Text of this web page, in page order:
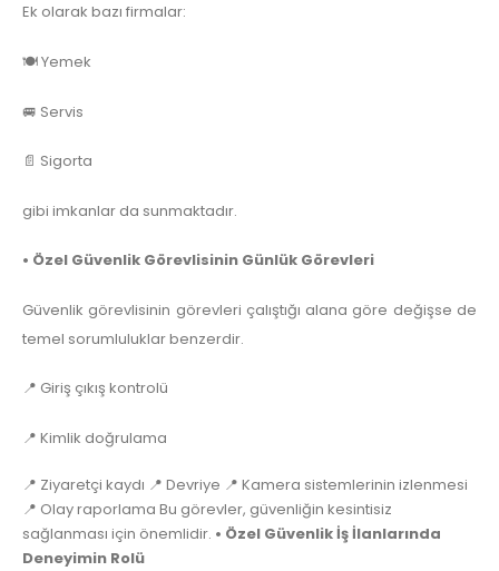
Ek olarak bazı firmalar:
🍽️ Yemek
🚐 Servis
📄 Sigorta
gibi imkanlar da sunmaktadır.
• Özel Güvenlik Görevlisinin Günlük Görevleri
Güvenlik görevlisinin görevleri çalıştığı alana göre değişse de
temel sorumluluklar benzerdir.
📍 Giriş çıkış kontrolü
📍 Kimlik doğrulama
📍 Ziyaretçi kaydı 📍 Devriye 📍 Kamera sistemlerinin izlenmesi
📍 Olay raporlama Bu görevler, güvenliğin kesintisiz
sağlanması için önemlidir. • Özel Güvenlik İş İlanlarında
Deneyimin Rolü